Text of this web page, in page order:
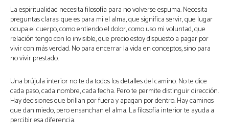
La espiritualidad necesita filosofía para no volverse espuma. Necesita
preguntas claras: que es para mi el alma, que significa servir, que lugar
ocupa el cuerpo, como entiendo el dolor, como uso mi voluntad, que
relación tengo con lo invisible, que precio estoy dispuesto a pagar por
vivir con más verdad. No para encerrar la vida en conceptos, sino para
no vivir prestado.
Una brújula interior no te da todos los detalles del camino. No te dice
cada paso, cada nombre, cada fecha. Pero te permite distinguir dirección.
Hay decisiones que brillan por fuera y apagan por dentro. Hay caminos
que dan miedo, pero ensanchan el alma. La filosofía interior te ayuda a
percibir esa diferencia.